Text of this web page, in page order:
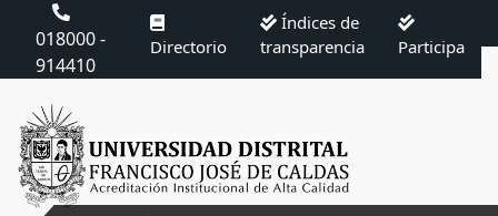
018000 -
914410
Directorio
Índices de
transparencia
Participa